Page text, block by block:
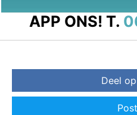
APP ONS! T.
Deel